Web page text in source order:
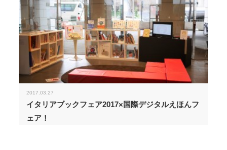
2017.03.27
イタリアブックフェア2017×国際デジタルえほんフ
ェア！